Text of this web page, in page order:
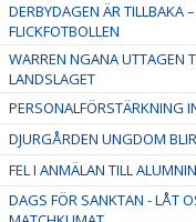
DERBYDAGEN ÄR TILLBAKA
FLICKFOTBOLLEN
WARREN NGANA UTTAGEN
LANDSLAGET
PERSONALFÖRSTÄRKNING
DJURGÅRDEN UNGDOM
FEL I ANMÄLAN TILL
DAGS FÖR SANKTAN - LÅT